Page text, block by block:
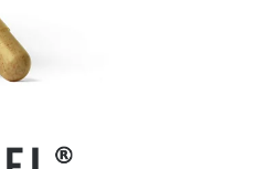
aus der